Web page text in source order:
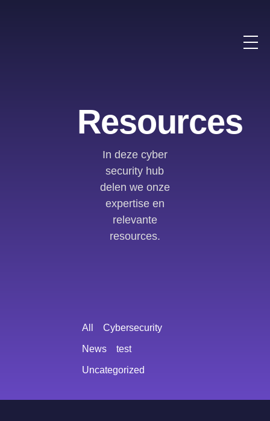
Resources
In deze cyber
security hub
delen we onze
expertise en
relevante
resources.
Cybersecurity
News test
Uncategorized
All